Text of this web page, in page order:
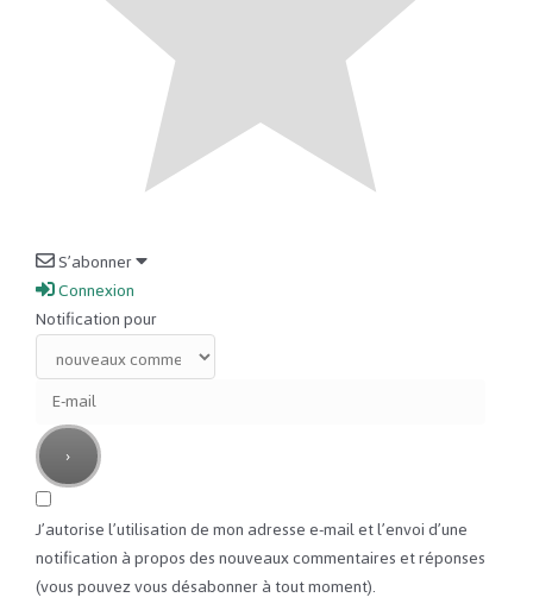
S’abonner
Connexion
Notification pour
J’autorise l’utilisation de mon adresse e-mail et l’envoi d’une
notification à propos des nouveaux commentaires et réponses
(vous pouvez vous désabonner à tout moment).